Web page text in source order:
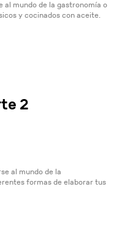
al mundo de la gastronomía o
y cocinados con aceite.
2
al mundo de la
formas de elaborar tus